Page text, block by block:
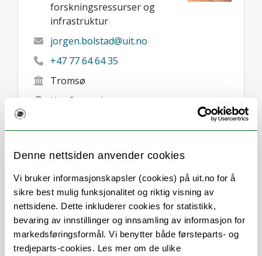
Denne nettsiden anvender cookies
Vi bruker informasjonskapsler (cookies) på uit.no for å
sikre best mulig funksjonalitet og riktig visning av
nettsidene. Dette inkluderer cookies for statistikk,
bevaring av innstillinger og innsamling av informasjon for
markedsføringsformål. Vi benytter både førsteparts- og
tredjeparts-cookies. Les mer om de ulike
forskningsressurser og
infrastruktur
jorgen.bolstad@uit.no
+47 77 64 64 35
Tromsø
Her finner du meg
Om
Forskning og undervisning
Her finner du meg